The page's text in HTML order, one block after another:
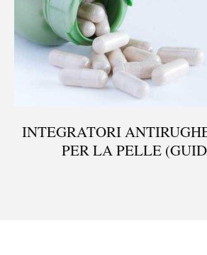
INTEGRATORI
PER LA PELLE